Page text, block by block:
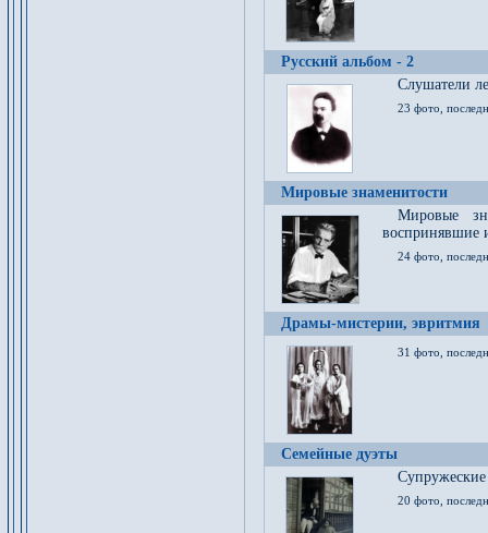
Русский альбом - 2
Cлушатели
23 фото,
Мировые знаменитости
Мировые
воспринявшие
24 фото,
Драмы-мистерии, эвритмия
31 фото,
Семейные дуэты
20 фото,